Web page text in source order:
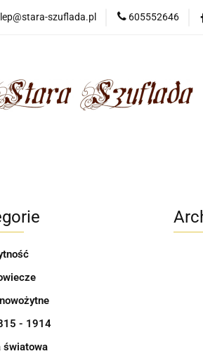
szuflada.pl 605552646
NOWOŚCI
- 1914
światowa